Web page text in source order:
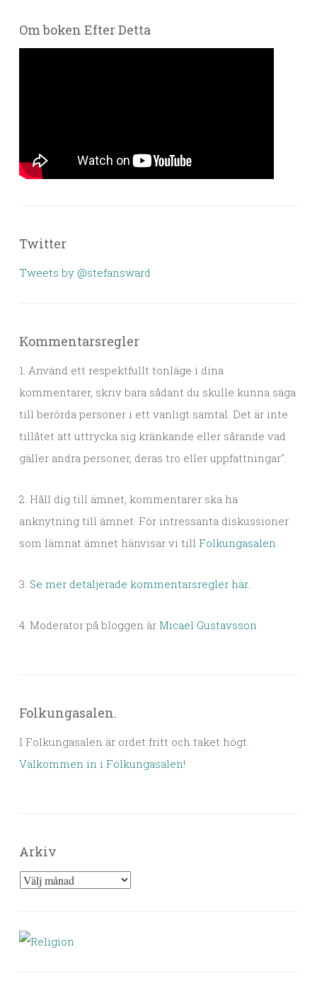
Om boken Efter Detta
Twitter
Tweets by @stefansward
Kommentarsregler
1. Använd ett respektfullt tonläge i dina
kommentarer, skriv bara sådant du skulle kunna säga
till berörda personer i ett vanligt samtal. Det är inte
tillåtet att uttrycka sig kränkande eller sårande vad
gäller andra personer, deras tro eller uppfattningar".
2. Håll dig till ämnet, kommentarer ska ha
anknytning till ämnet. För intressanta diskussioner
som lämnat ämnet hänvisar vi till Folkungasalen.
3. Se mer detaljerade kommentarsregler här..
4. Moderator på bloggen är Micael Gustavsson
Folkungasalen.
I Folkungasalen är ordet fritt och taket högt.
Välkommen in i Folkungasalen!
Arkiv
Arkiv